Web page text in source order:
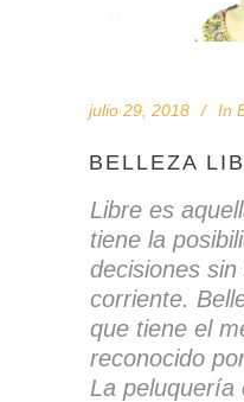
julio 29, 2018 In
BELLEZA
Libre es
tiene la
decisiones
corriente.
que tiene el
reconocido
La peluquería